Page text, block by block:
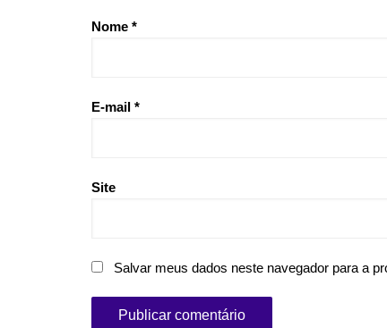
Nome *
E-mail *
Site
Salvar meus dados neste navegador para a